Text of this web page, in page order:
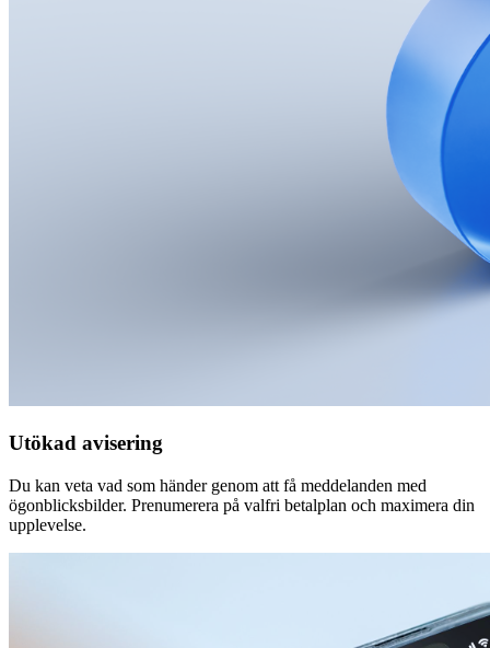
Utökad avisering
Du kan veta vad som händer genom att få meddelanden med
ögonblicksbilder. Prenumerera på valfri betalplan och maximera din
upplevelse.